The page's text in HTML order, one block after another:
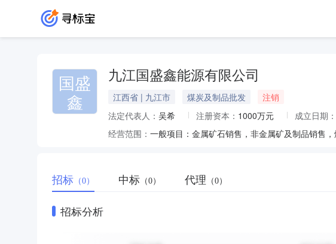
国盛
鑫
九江国盛鑫能源有限公司
江西省 | 九江市 煤炭及制品批发
注销
法定代表人： 吴希 注册资本： 1000万元 成立日期：
经营范围：
招标 （0） 中标 （0） 代理 （0）
招标分析